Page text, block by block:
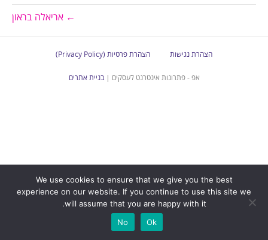
← אריאלה בראון
הצהרת נגישות הצהרת פרטיות (Privacy Policy)
אפ - פתרונות אינטרנט לעסקים |בניית אתרים
We use cookies to ensure that we give you the best
experience on our website. If you continue to use this site we
will assume that you are happy with it.
Ok
No